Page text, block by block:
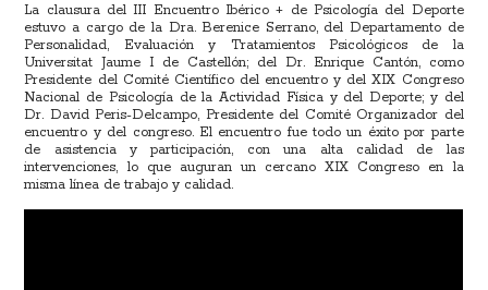
La clausura del III Encuentro Ibérico + de Psicología del Deporte
estuvo a cargo de la Dra. Berenice Serrano, del Departamento de
Personalidad, Evaluación y Tratamientos Psicológicos de la
Universitat Jaume I de Castellón; del Dr. Enrique Cantón, como
Presidente del Comité Científico del encuentro y del XIX Congreso
Nacional de Psicología de la Actividad Física y del Deporte; y del
Dr. David Peris-Delcampo, Presidente del Comité Organizador del
encuentro y del congreso. El encuentro fue todo un éxito por parte
de asistencia y participación, con una alta calidad de las
intervenciones, lo que auguran un cercano XIX Congreso en la
misma línea de trabajo y calidad.